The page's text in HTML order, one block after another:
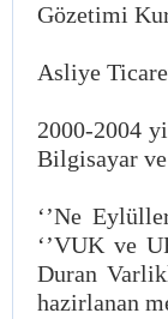
Gözetimi
Asliye
2000-2004
Bilgisayar
‘’Ne
‘’VUK ve
Duran
hazirlanan